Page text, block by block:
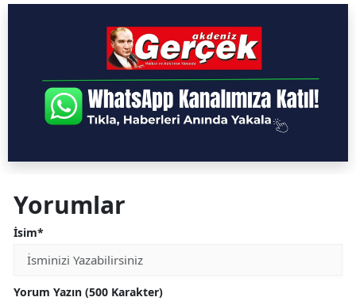
Yorumlar
İsim*
Yorum Yazın (500 Karakter)